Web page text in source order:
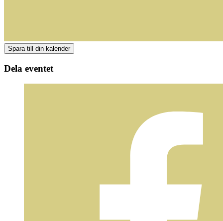
Dela eventet